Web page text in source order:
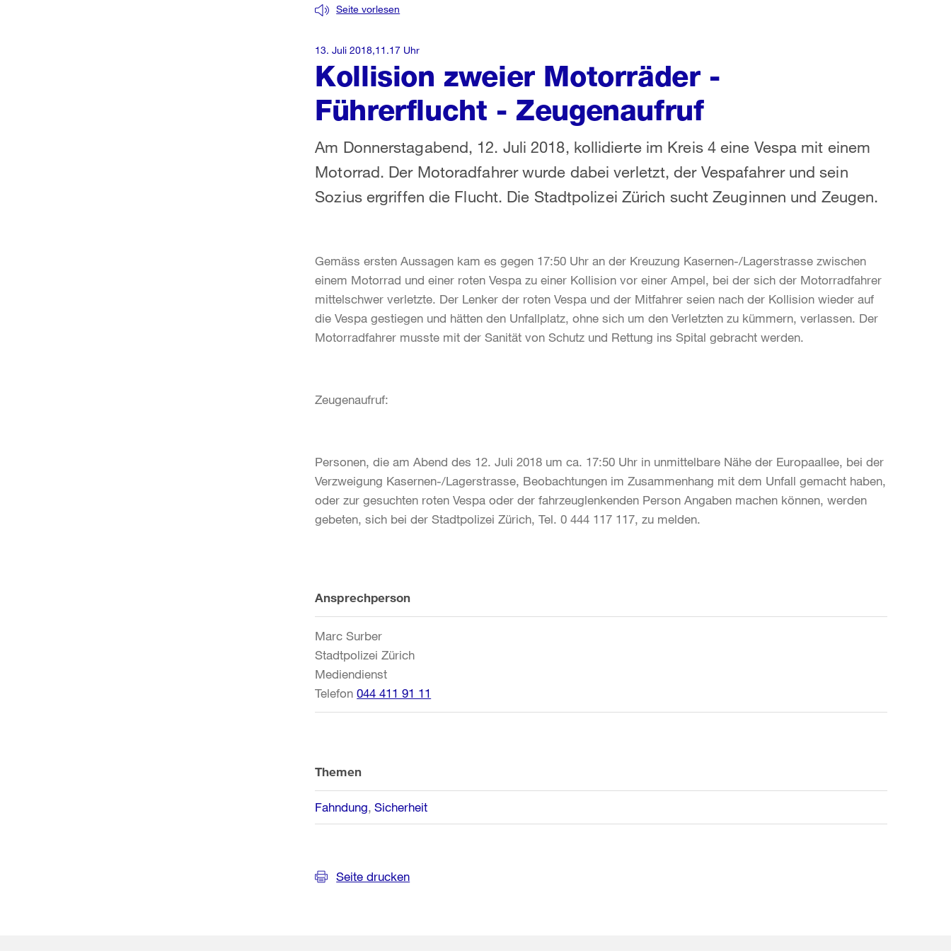
Kollision zweier Motorräder -
Führerflucht - Zeugenaufruf
Seite vorlesen
Am Donnerstagabend, 12. Juli 2018, kollidierte im Kreis 4 eine Vespa mit einem
Motorrad. Der Motoradfahrer wurde dabei verletzt, der Vespafahrer und sein
Sozius ergriffen die Flucht. Die Stadtpolizei Zürich sucht Zeuginnen und Zeugen.
13. Juli 2018,11.17 Uhr
Gemäss ersten Aussagen kam es gegen 17:50 Uhr an der Kreuzung Kasernen-/Lagerstrasse zwischen
einem Motorrad und einer roten Vespa zu einer Kollision vor einer Ampel, bei der sich der Motorradfahrer
mittelschwer verletzte. Der Lenker der roten Vespa und der Mitfahrer seien nach der Kollision wieder auf
die Vespa gestiegen und hätten den Unfallplatz, ohne sich um den Verletzten zu kümmern, verlassen. Der
Motorradfahrer musste mit der Sanität von Schutz und Rettung ins Spital gebracht werden.
Zeugenaufruf:
Personen, die am Abend des 12. Juli 2018 um ca. 17:50 Uhr in unmittelbare Nähe der Europaallee, bei der
Verzweigung Kasernen-/Lagerstrasse, Beobachtungen im Zusammenhang mit dem Unfall gemacht haben,
oder zur gesuchten roten Vespa oder der fahrzeuglenkenden Person Angaben machen können, werden
gebeten, sich bei der Stadtpolizei Zürich, Tel. 0 444 117 117, zu melden.
Weitere
Informationen
Ansprechperson
Marc Surber
Stadtpolizei Zürich
Mediendienst
Telefon 044 411 91 11
Themen
Fahndung Sicherheit
Seite drucken